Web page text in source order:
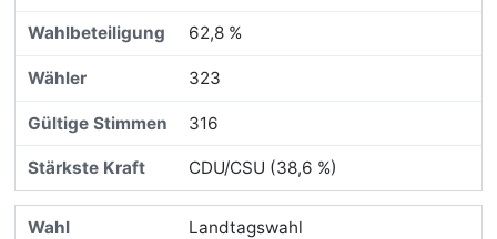
62,8 %
323
316
CDU/CSU (38,6 %)
Landtagswahl